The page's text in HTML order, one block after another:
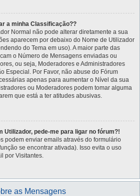
a minha Classificação??
Normal não pode alterar diretamente a sua
aparecem por debaixo do Nome de Utilizador
do Tema em uso). A maior parte das
o Número de Mensagens enviadas ou
ou seja, Moderadores e Administradores
Especial. Por Favor, não abuse do Fórum
apenas para aumentar o Nível da sua
ou Moderadores podem tomar alguma
que está a ter atitudes abusivas.
Utilizador, pede-me para ligar no fórum?!
podem enviar emails através do formulário
se encontrar ativada). Isso evita o uso
por Visitantes.
as Mensagens